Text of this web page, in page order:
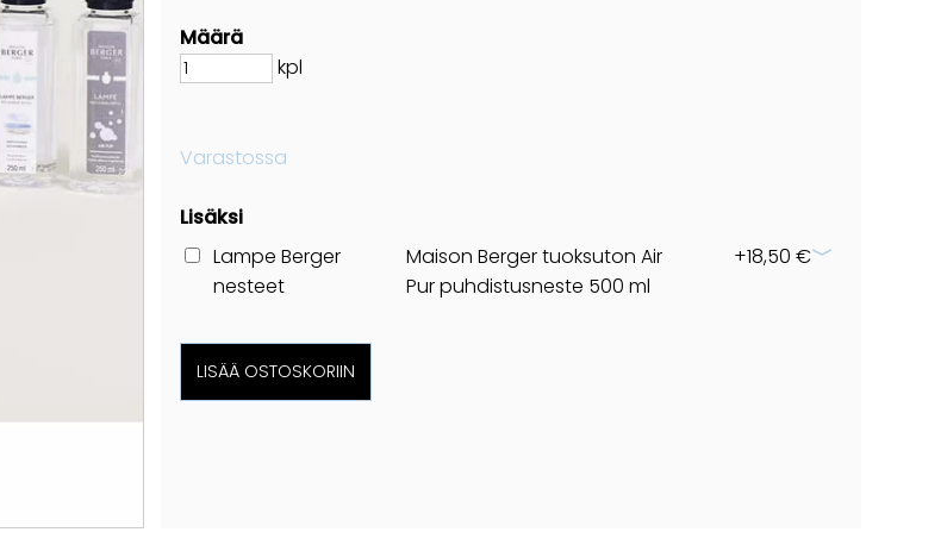
Määrä
kpl
Varastossa
Lisäksi
Lampe Berger
nesteet
Maison Berger tuoksuton Air
Pur puhdistusneste 500 ml
+18,50 €